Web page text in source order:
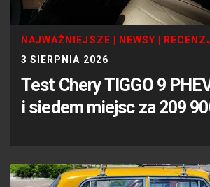
NAJWAŻNIEJSZE NEWSY
3 SIERPNIA 2026
Test Chery TIGGO 9
i siedem miejsc za 209